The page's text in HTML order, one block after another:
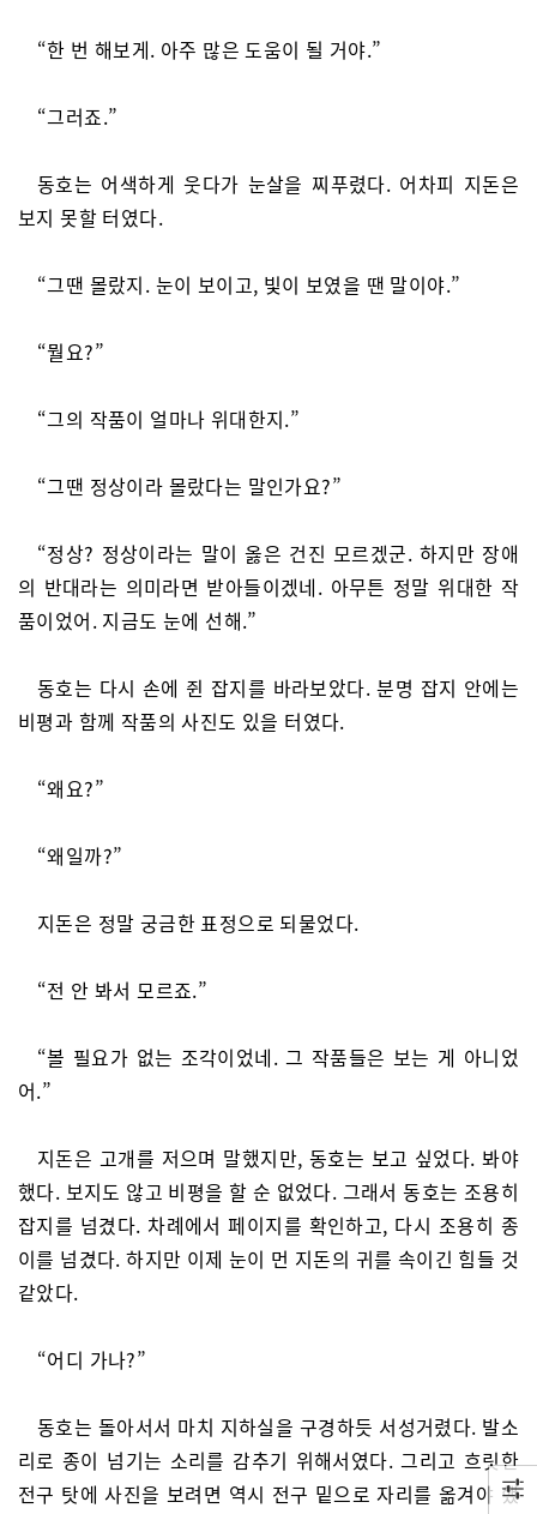
“한 번 해보게. 아주 많은 도움이 될 거야.”
“그러죠.”
동호는 어색하게 웃다가 눈살을 찌푸렸다. 어차피 지돈은
보지 못할 터였다.
“그땐 몰랐지. 눈이 보이고, 빛이 보였을 땐 말이야.”
“뭘요?”
“그의 작품이 얼마나 위대한지.”
“그땐 정상이라 몰랐다는 말인가요?”
“정상? 정상이라는 말이 옳은 건진 모르겠군. 하지만 장애
의 반대라는 의미라면 받아들이겠네. 아무튼 정말 위대한 작
품이었어. 지금도 눈에 선해.”
동호는 다시 손에 쥔 잡지를 바라보았다. 분명 잡지 안에는
비평과 함께 작품의 사진도 있을 터였다.
“왜요?”
“왜일까?”
지돈은 정말 궁금한 표정으로 되물었다.
“전 안 봐서 모르죠.”
“볼 필요가 없는 조각이었네. 그 작품들은 보는 게 아니었
어.”
지돈은 고개를 저으며 말했지만, 동호는 보고 싶었다. 봐야
했다. 보지도 않고 비평을 할 순 없었다. 그래서 동호는 조용히
잡지를 넘겼다. 차례에서 페이지를 확인하고, 다시 조용히 종
이를 넘겼다. 하지만 이제 눈이 먼 지돈의 귀를 속이긴 힘들 것
같았다.
“어디 가나?”
동호는 돌아서서 마치 지하실을 구경하듯 서성거렸다. 발소
리로 종이 넘기는 소리를 감추기 위해서였다. 그리고 흐릿한
전구 탓에 사진을 보려면 역시 전구 밑으로 자리를 옮겨야 했